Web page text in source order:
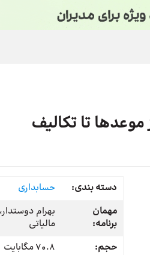
تا تکالیف
دسته بندی:
حسابداری
مهمان
برنامه:
بهرام
مالیاتی
حجم:
70.8 مگابایت